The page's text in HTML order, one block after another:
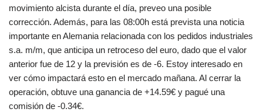
movimiento alcista durante el día, preveo una posible
corrección. Además, para las 08:00h está prevista una noticia
importante en Alemania relacionada con los pedidos industriales
s.a. m/m, que anticipa un retroceso del euro, dado que el valor
anterior fue de 12 y la previsión es de -6. Estoy interesado en
ver cómo impactará esto en el mercado mañana. Al cerrar la
operación, obtuve una ganancia de +14.59€ y pagué una
comisión de -0.34€.